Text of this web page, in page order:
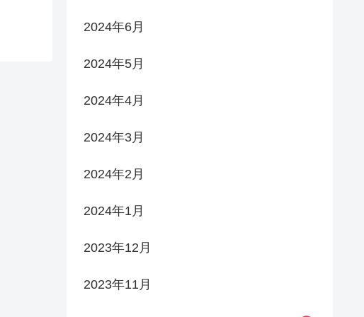
2024年6月
2024年5月
2024年4月
2024年3月
2024年2月
2024年1月
2023年12月
2023年11月